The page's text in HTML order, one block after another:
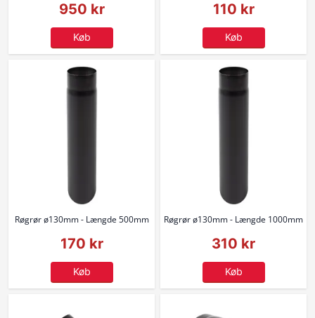
950 kr
Køb
110 kr
Køb
Røgrør ø130mm - Længde 500mm
170 kr
Køb
Røgrør ø130mm - Længde 1000mm
310 kr
Køb